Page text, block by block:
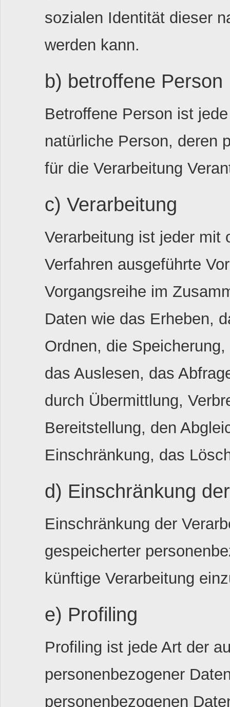
sozialen Identität dieser
werden kann.
b) betroffene Person
Betroffene Person ist
natürliche Person, deren
für die Verarbeitung
c) Verarbeitung
Verarbeitung ist jeder mit
Verfahren ausgeführte
Vorgangsreihe im
Daten wie das Erheben,
Ordnen, die
das Auslesen, das
durch Übermittlung,
Bereitstellung, den
Einschränkung, das
d) Einschränkung
Einschränkung der
gespeicherter
künftige Verarbeitung
e) Profiling
Profiling ist jede Art der
personenbezogener
personenbezogenen